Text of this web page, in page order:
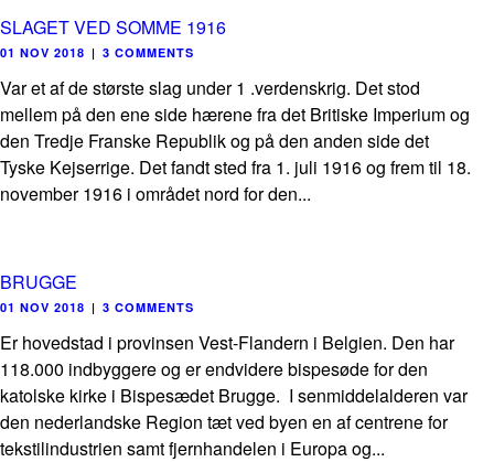
SLAGET VED SOMME 1916
01 NOV 2018 | 3 COMMENTS
Var et af de største slag under 1 .verdenskrig. Det stod
mellem på den ene side hærene fra det Britiske Imperium og
den Tredje Franske Republik og på den anden side det
Tyske Kejserrige. Det fandt sted fra 1. juli 1916 og frem til 18.
november 1916 i området nord for den...
BRUGGE
01 NOV 2018 | 3 COMMENTS
Er hovedstad i provinsen Vest-Flandern i Belgien. Den har
118.000 indbyggere og er endvidere bispesøde for den
katolske kirke i Bispesædet Brugge. I senmiddelalderen var
den nederlandske Region tæt ved byen en af centrene for
tekstilindustrien samt fjernhandelen i Europa og...